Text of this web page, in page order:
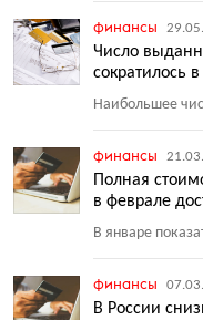
финансы
Число
сократилось
Наибольшее
финансы
Полная
в феврале
В январе
финансы
В России